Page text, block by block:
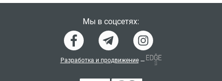
Мы в соцсетях:
Разработка и продвижение —